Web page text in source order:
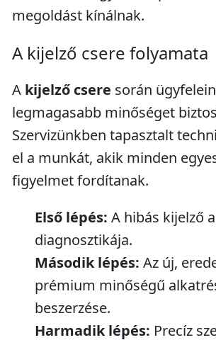
megoldást kínálnak.
A kijelző csere folyamata
A kijelző csere során
legmagasabb minőséget
Szervizünkben tapasztalt
el a munkát, akik minden
figyelmet fordítanak.
Első lépés: A hibás kijelző
diagnosztikája.
Második lépés: Az új,
prémium minőségű
beszerzése.
Harmadik lépés: Precíz